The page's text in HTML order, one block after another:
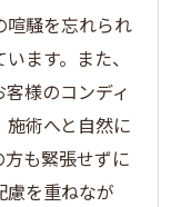
喧騒を忘れられ
ます。また、
様のコンディ
術へと自然に
も緊張せずに
慮を重ねなが